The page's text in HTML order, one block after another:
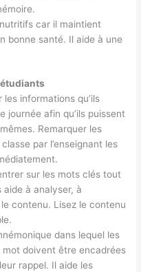
car il maintient
bonne santé. Il aide à une
informations qu’ils
journée afin qu’ils puissent
Remarquer les
par l’enseignant les
sur les mots clés tout
à analyser, à
contenu. Lisez le contenu
dans lequel les
doivent être encadrées
rappel. Il aide les